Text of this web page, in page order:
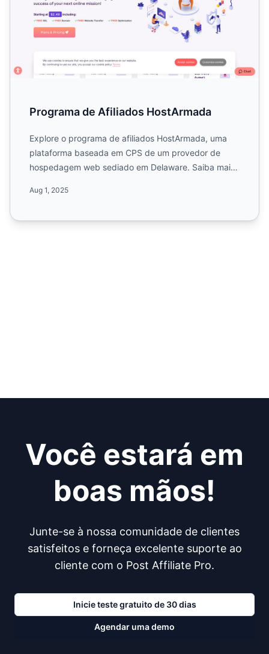
Programa de Afiliados HostArmada
Explore o programa de afiliados HostArmada, uma
plataforma baseada em CPS de um provedor de
hospedagem web sediado em Delaware. Saiba mais
Aug 1, 2025
Você estará em
boas mãos!
Junte-se à nossa comunidade de clientes
satisfeitos e forneça excelente suporte ao
cliente com o Post Affiliate Pro.
Inicie teste gratuito de 30 dias
Agendar uma demo